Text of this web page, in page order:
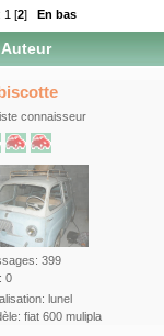
1 [2] En bas
Auteur
connaisseur
399
0
lunel
fiat 600 mulipla